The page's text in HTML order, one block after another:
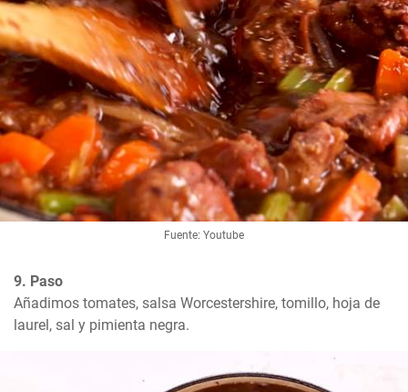
Fuente: Youtube
9. Paso
Añadimos tomates, salsa Worcestershire, tomillo, hoja de
laurel, sal y pimienta negra.